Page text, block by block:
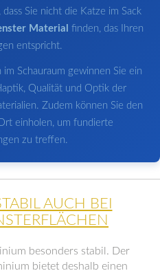
Sie nicht die Katze im Sack
Material
finden, das Ihren
entspricht.
Schauraum gewinnen Sie ein
Qualität und Optik der
Zudem können Sie den
einholen, um fundierte
zu treffen.
AUCH BEI
besonders stabil. Der
bietet deshalb einen